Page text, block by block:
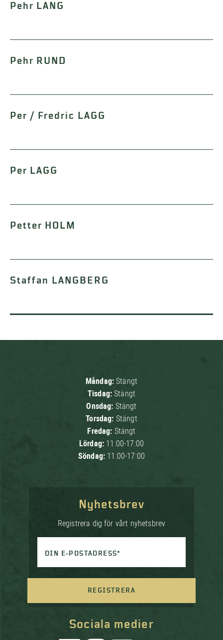
Pehr LANG
Pehr RUND
Per / Fredric LAGG
Per LAGG
Petter HOLM
Staffan LANGBERG
Måndag:Stängt
Tisdag:Stängt
Onsdag: Stängt
Torsdag: Stängt
Fredag: Stängt
Lördag: 11:00-17:00
Söndag: 11:00-17:00
Sociala medier
Nyhetsbrev
Registrera dig för vårt nyhetsbrev
DIN E-POSTADRESS*
REGISTRERA